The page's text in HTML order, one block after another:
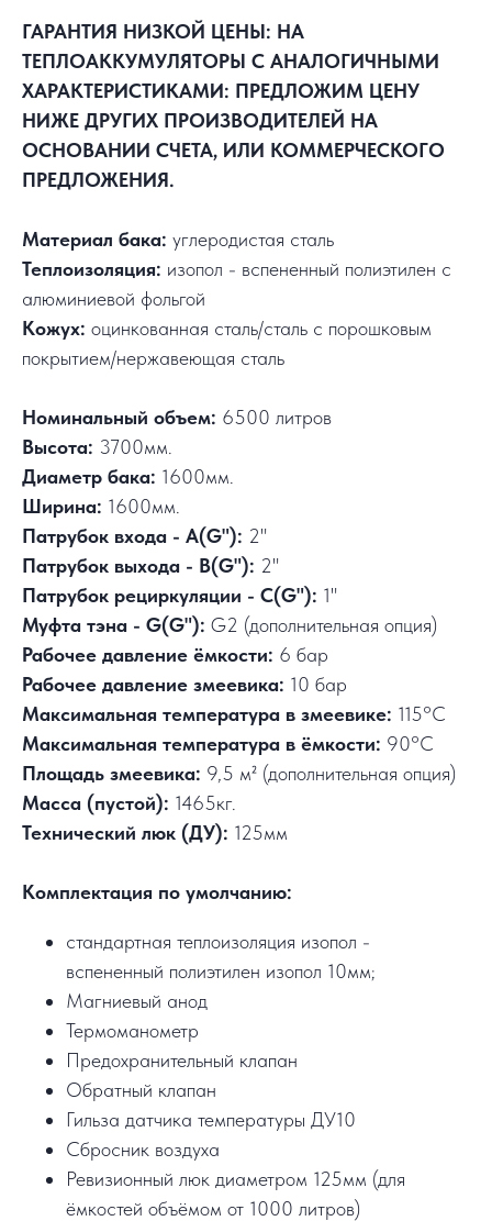
ГАРАНТИЯ НИЗКОЙ ЦЕНЫ: НА
ТЕПЛОАККУМУЛЯТОРЫ С АНАЛОГИЧНЫМИ
ХАРАКТЕРИСТИКАМИ: ПРЕДЛОЖИМ ЦЕНУ
НИЖЕ ДРУГИХ ПРОИЗВОДИТЕЛЕЙ НА
ОСНОВАНИИ СЧЕТА, ИЛИ КОММЕРЧЕСКОГО
ПРЕДЛОЖЕНИЯ.
Материал бака: углеродистая сталь
Теплоизоляция: изопол - вспененный полиэтилен с
алюминиевой фольгой
Кожух: оцинкованная сталь/сталь с порошковым
покрытием/нержавеющая сталь
Номинальный объем: 6500 литров
Высота: 3700мм.
Диаметр бака: 1600мм.
Ширина: 1600мм.
Патрубок входа - А(G"): 2"
Патрубок выхода - В(G"): 2"
Патрубок рециркуляции - С(G"): 1"
Муфта тэна - G(G"): G2 (дополнительная опция)
Рабочее давление ёмкости: 6 бар
Рабочее давление змеевика: 10 бар
Максимальная температура в змеевике: 115°C
Максимальная температура в ёмкости: 90°C
Площадь змеевика: 9,5 м² (дополнительная опция)
Масса (пустой): 1465кг.
Технический люк (ДУ): 125мм
Комплектация по умолчанию:
стандартная теплоизоляция изопол -
вспененный полиэтилен изопол 10мм;
Магниевый анод
Термоманометр
Предохранительный клапан
Обратный клапан
Гильза датчика температуры ДУ10
Сбросник воздуха
Ревизионный люк диаметром 125мм (для
ёмкостей объёмом от 1000 литров)